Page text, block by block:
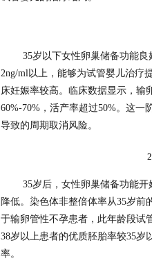
35岁以下女性卵巢储备功能
2ng/ml以上，能够为试管婴儿治疗
床妊娠率较高。临床数据显示，输
60%-70%，活产率超过50%。这
导致的周期取消风险。
35岁后，女性卵巢储备功能
降低。染色体非整倍体率从35岁前
于输卵管性不孕患者，此年龄段试
38岁以上患者的优质胚胎率较35岁
率。